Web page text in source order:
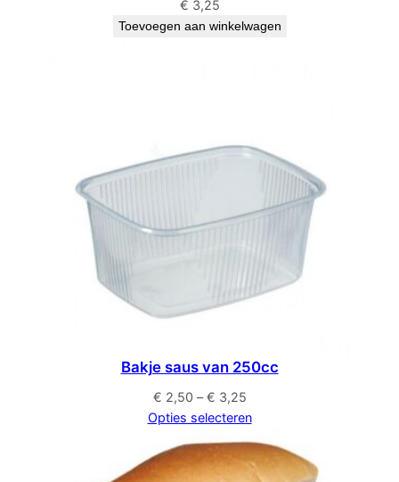
€ 3,25
Toevoegen aan winkelwagen
Bakje saus van 250cc
€ 2,50 – € 3,25Prijsklasse:
€ 2,50
€ 3,25
Opties selecteren